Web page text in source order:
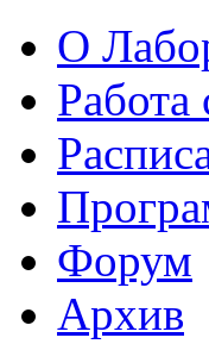
О
Работа
Форум
Архив